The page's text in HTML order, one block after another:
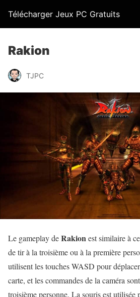
Télécharger Jeux PC Gratuits
Rakion
TJPC
Le gameplay deRakionest similaire à
de tir à la troisième ou à la première
utilisent les touches WASD pour
carte, et les commandes de la caméra
troisième personne. La souris est utilisée